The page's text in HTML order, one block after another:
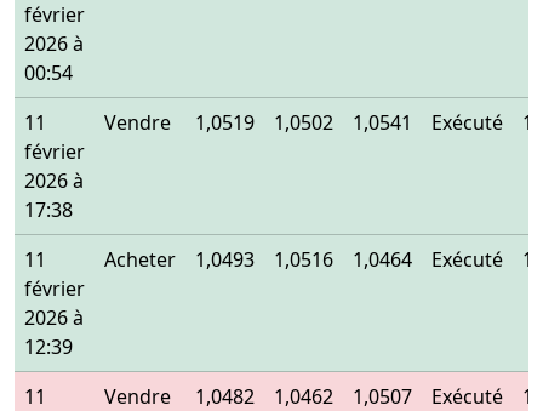
février
2026 à
00:54
11
février
2026 à
17:38
Vendre 1,0519 1,0502 1,0541 Exécuté
11
février
2026 à
12:39
Acheter 1,0493 1,0516 1,0464 Exécuté
11
Vendre 1,0482 1,0462 1,0507 Exécuté